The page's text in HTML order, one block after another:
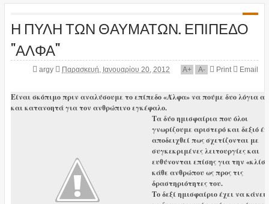
Η ΠΥΛΗ ΤΩΝ ΘΑΥΜΑΤΩΝ. ΕΠΙΠΕΔΟ
"ΑΛΦΑ"
argy Παρασκευή, Ιανουαρίου 20, 2012 A+ A- Print Email
Είναι σκόπιμο πριν αναλύσουμε το επίπεδο «Άλφα» να πούμε δυο λόγια
και κατανοητά για τον ανθρώπινο εγκέφαλο.
Τα δύο ημισφαίρια που όλοι
γνωρίζουμε αριστερό και δεξιό
αποδειχθεί πως σχετίζονται με
συγκεκριμένες λειτουργίες και
ευθύνονται επίσης για την
κάθε ανθρώπου ως προς τις
δραστηριότητες του.
Το δεξί ημισφαίριο έχει να κάνει